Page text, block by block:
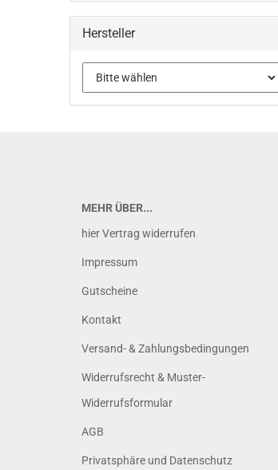
Hersteller
MEHR ÜBER...
hier Vertrag widerrufen
Impressum
Gutscheine
Kontakt
Versand- & Zahlungsbedingungen
Widerrufsrecht & Muster-
Widerrufsformular
AGB
Privatsphäre und Datenschutz